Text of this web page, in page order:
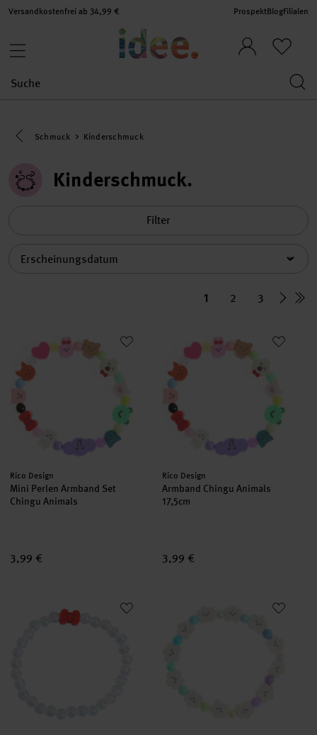
Versandkostenfrei ab 34,99 € ProspektBlogFilialen
Eine Kategorie zurück navigieren
Schmuck Kinderschmuck
Kinderschmuck
Filter
1 2 3
Mini Perlen Armband Set Chingu Animals
Hersteller:
Rico Design
Mini Perlen Armband Set
Chingu Animals
3,99 €
Armband Chingu Animals
Hersteller:
Rico Design
Armband Chingu Animals
17,5cm
3,99 €
Armband Cloud Sunrise